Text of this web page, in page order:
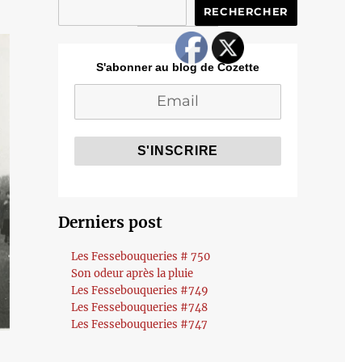
RECHERCHER
S'abonner au blog de Cozette
Derniers post
Les Fessebouqueries # 750
Son odeur après la pluie
Les Fessebouqueries #749
Les Fessebouqueries #748
Les Fessebouqueries #747